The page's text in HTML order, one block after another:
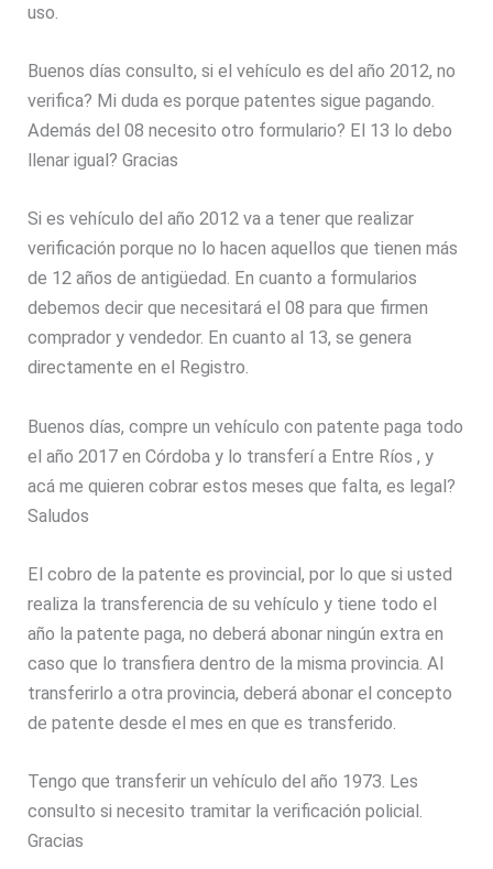
uso.
Buenos días consulto, si el vehículo es del año 2012, no
verifica? Mi duda es porque patentes sigue pagando.
Además del 08 necesito otro formulario? El 13 lo debo
llenar igual? Gracias
Si es vehículo del año 2012 va a tener que realizar
verificación porque no lo hacen aquellos que tienen más
de 12 años de antigüedad. En cuanto a formularios
debemos decir que necesitará el 08 para que firmen
comprador y vendedor. En cuanto al 13, se genera
directamente en el Registro.
Buenos días, compre un vehículo con patente paga todo
el año 2017 en Córdoba y lo transferí a Entre Ríos , y
acá me quieren cobrar estos meses que falta, es legal?
Saludos
El cobro de la patente es provincial, por lo que si usted
realiza la transferencia de su vehículo y tiene todo el
año la patente paga, no deberá abonar ningún extra en
caso que lo transfiera dentro de la misma provincia. Al
transferirlo a otra provincia, deberá abonar el concepto
de patente desde el mes en que es transferido.
Tengo que transferir un vehículo del año 1973. Les
consulto si necesito tramitar la verificación policial.
Gracias